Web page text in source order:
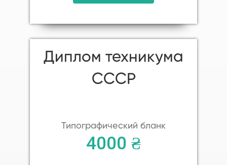
Диплом техникума
СССР
Типографический бланк
4000 ₴